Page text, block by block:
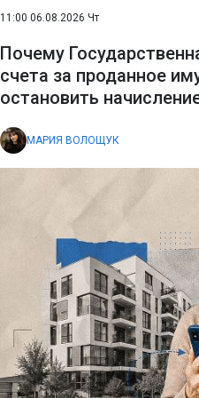
11:00 06.08.2026 Чт
Почему
счета за проданное
остановить
МАРИЯ ВОЛОЩУК